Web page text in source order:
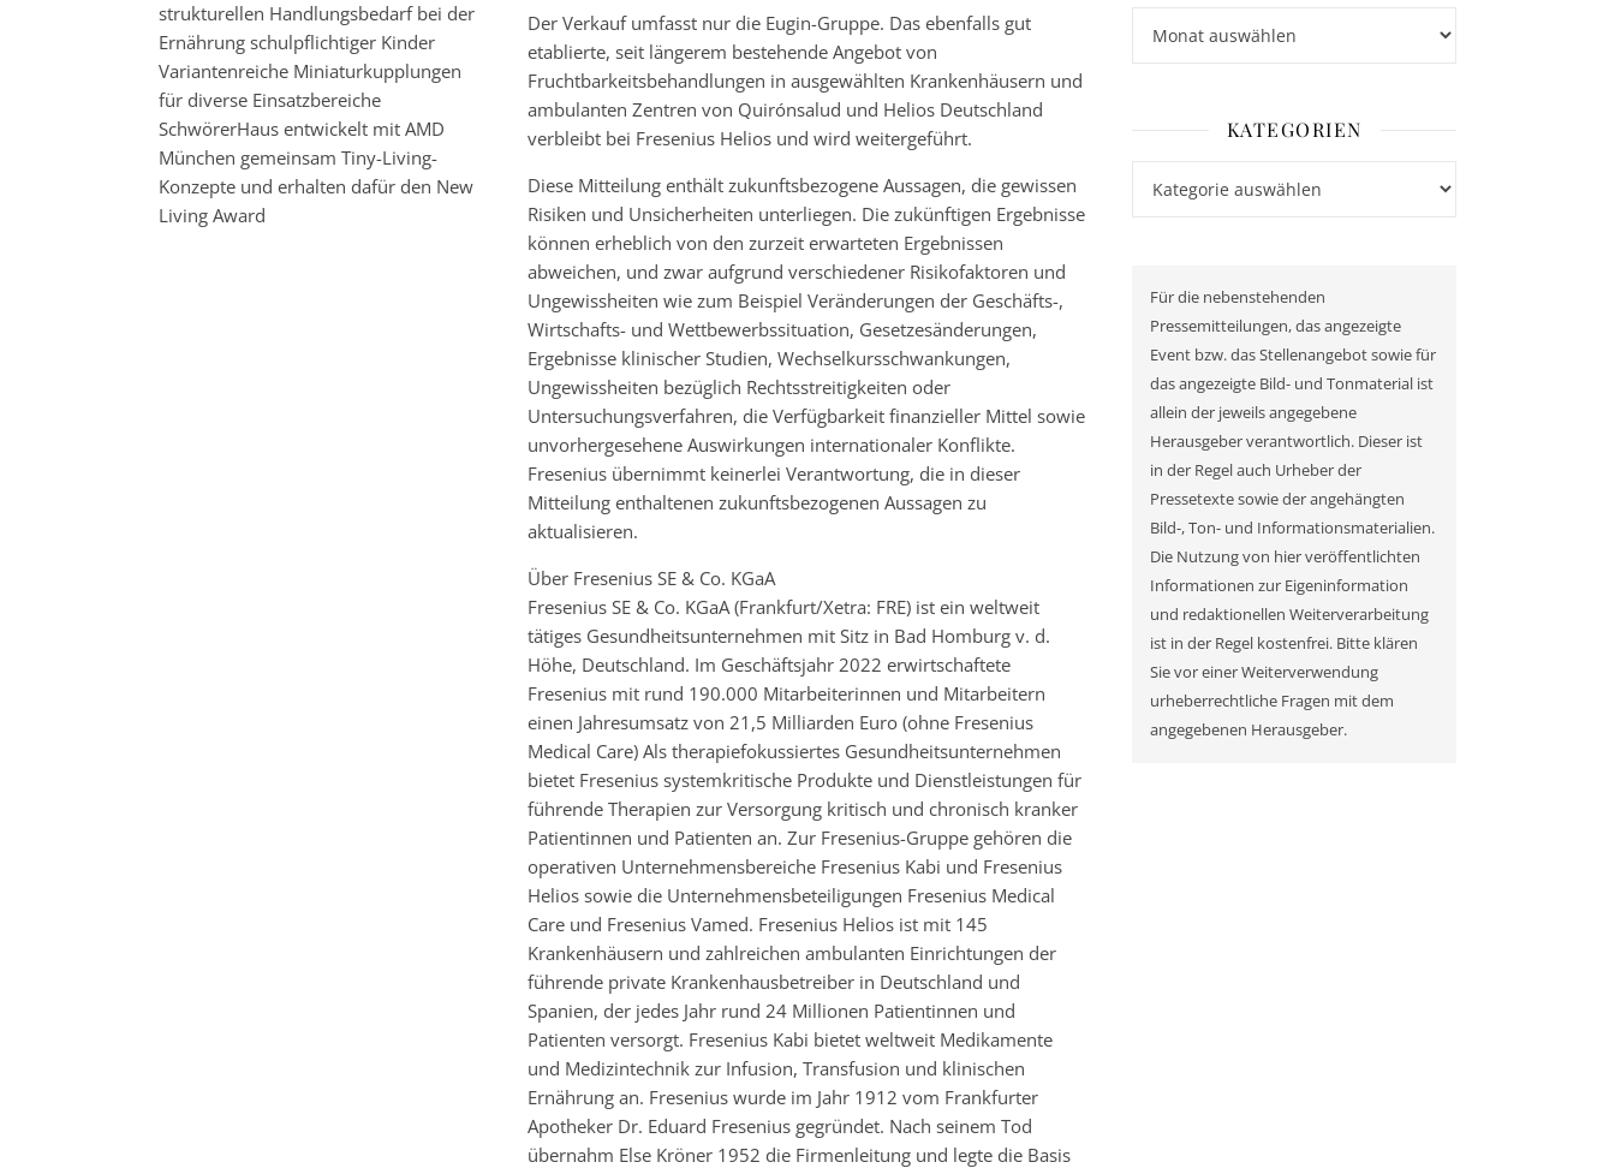
strukturellen Handlungsbedarf bei der
Ernährung schulpflichtiger Kinder
Variantenreiche Miniaturkupplungen
für diverse Einsatzbereiche
SchwörerHaus entwickelt mit AMD
München gemeinsam Tiny-Living-
Konzepte und erhalten dafür den New
Living Award
Der Verkauf umfasst nur die Eugin-Gruppe. Das ebenfalls gut
etablierte, seit längerem bestehende Angebot von
Fruchtbarkeitsbehandlungen in ausgewählten Krankenhäusern und
ambulanten Zentren von Quirónsalud und Helios Deutschland
verbleibt bei Fresenius Helios und wird weitergeführt.
Diese Mitteilung enthält zukunftsbezogene Aussagen, die gewissen
Risiken und Unsicherheiten unterliegen. Die zukünftigen Ergebnisse
können erheblich von den zurzeit erwarteten Ergebnissen
abweichen, und zwar aufgrund verschiedener Risikofaktoren und
Ungewissheiten wie zum Beispiel Veränderungen der Geschäfts-,
Wirtschafts- und Wettbewerbssituation, Gesetzesänderungen,
Ergebnisse klinischer Studien, Wechselkursschwankungen,
Ungewissheiten bezüglich Rechtsstreitigkeiten oder
Untersuchungsverfahren, die Verfügbarkeit finanzieller Mittel sowie
unvorhergesehene Auswirkungen internationaler Konflikte.
Fresenius übernimmt keinerlei Verantwortung, die in dieser
Mitteilung enthaltenen zukunftsbezogenen Aussagen zu
aktualisieren.
Über Fresenius SE & Co. KGaA
Fresenius SE & Co. KGaA (Frankfurt/Xetra: FRE) ist ein weltweit
tätiges Gesundheitsunternehmen mit Sitz in Bad Homburg v. d.
Höhe, Deutschland. Im Geschäftsjahr 2022 erwirtschaftete
Fresenius mit rund 190.000 Mitarbeiterinnen und Mitarbeitern
einen Jahresumsatz von 21,5 Milliarden Euro (ohne Fresenius
Medical Care) Als therapiefokussiertes Gesundheitsunternehmen
bietet Fresenius systemkritische Produkte und Dienstleistungen für
führende Therapien zur Versorgung kritisch und chronisch kranker
Patientinnen und Patienten an. Zur Fresenius-Gruppe gehören die
operativen Unternehmensbereiche Fresenius Kabi und Fresenius
Helios sowie die Unternehmensbeteiligungen Fresenius Medical
Care und Fresenius Vamed. Fresenius Helios ist mit 145
Krankenhäusern und zahlreichen ambulanten Einrichtungen der
führende private Krankenhausbetreiber in Deutschland und
Spanien, der jedes Jahr rund 24 Millionen Patientinnen und
Patienten versorgt. Fresenius Kabi bietet weltweit Medikamente
und Medizintechnik zur Infusion, Transfusion und klinischen
Ernährung an. Fresenius wurde im Jahr 1912 vom Frankfurter
Apotheker Dr. Eduard Fresenius gegründet. Nach seinem Tod
übernahm Else Kröner 1952 die Firmenleitung und legte die Basis
KATEGORIEN
Für die nebenstehenden
Pressemitteilungen, das angezeigte
Event bzw. das Stellenangebot sowie für
das angezeigte Bild- und Tonmaterial ist
allein der jeweils angegebene
Herausgeber verantwortlich. Dieser ist
in der Regel auch Urheber der
Pressetexte sowie der angehängten
Bild-, Ton- und Informationsmaterialien.
Die Nutzung von hier veröffentlichten
Informationen zur Eigeninformation
und redaktionellen Weiterverarbeitung
ist in der Regel kostenfrei. Bitte klären
Sie vor einer Weiterverwendung
urheberrechtliche Fragen mit dem
angegebenen Herausgeber.